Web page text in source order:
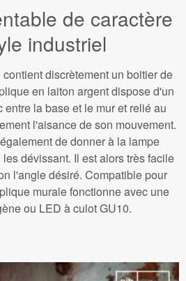
de caractère
industriel
discrètement un boitier de
en laiton argent dispose d'un
la base et le mur et relié au
l'aisance de son mouvement.
de donner à la lampe
dévissant. Il est alors très facile
l'angle désiré. Compatible pour
murale fonctionne avec une
ou LED à culot GU10.